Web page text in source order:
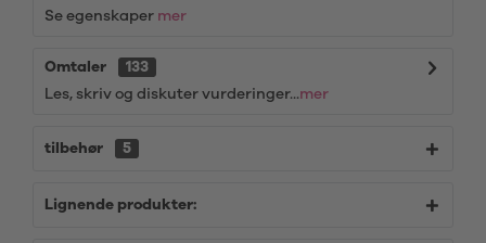
Se egenskaper mer
Omtaler
133
Les, skriv og diskuter vurderinger...mer
tilbehør 5
Lignende produkter: